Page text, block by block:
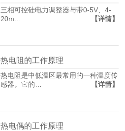
三相可控硅电力调整器与带0-5V、4-
20m…
【详情】
热电阻的工作原理
热电阻是中低温区最常用的一种温度传
感器。它的…
【详情】
热电偶的工作原理